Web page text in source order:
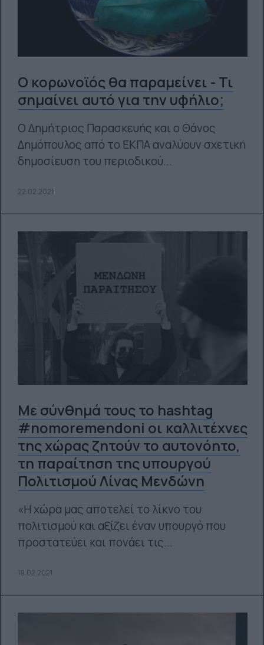
Ο κορωνοϊός θα παραμείνει - Τι
σημαίνει αυτό για την υφήλιο;
Ο Δημήτριος Παρασκευής και ο Θάνος
Δημόπουλος από το ΕΚΠΑ αναλύουν σχετική
δημοσίευση του περιοδικού...
22.02.2021
Με σύνθημά τους το hashtag
#nomoremendoni οι καλλιτέχνες
της χώρας ζητούν το αυτονόητο,
τη παραίτηση της υπουργού
Πολιτισμού Λίνας Μενδώνη
«Η χώρα μας αποτελεί το λίκνο του
πολιτισμού και αξίζει έναν υπουργό που
προστατεύει και πονάει τις...
19.02.2021